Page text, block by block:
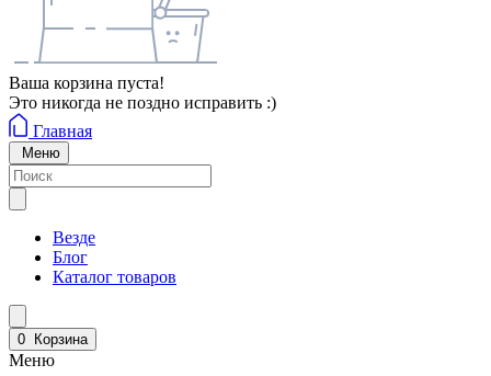
Ваша корзина пуста!
Это никогда не поздно исправить :)
Главная
Меню
Везде
Блог
Каталог товаров
0 Корзина
Меню